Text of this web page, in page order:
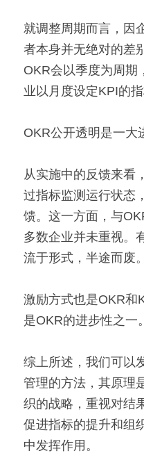
就调整周期而言，因
者本身并无绝对的差
OKR会以季度为周期
业以月度设定KPI的指
OKR公开透明是一大
从实施中的反馈来看
过指标监测运行状态
馈。这一方面，与
多数企业并未重视。
流于形式，半途而废。
激励方式也是OKR和
是OKR的进步性之一。
综上所述，我们可以
管理的方法，其原理
织的战略，重视对结
促进指标的提升和组
中发挥作用。